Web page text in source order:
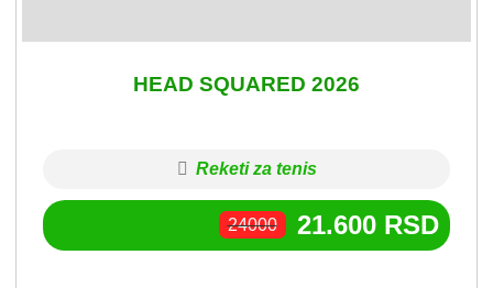
HEAD SQUARED 2026
Reketi za tenis
24000 21.600 RSD